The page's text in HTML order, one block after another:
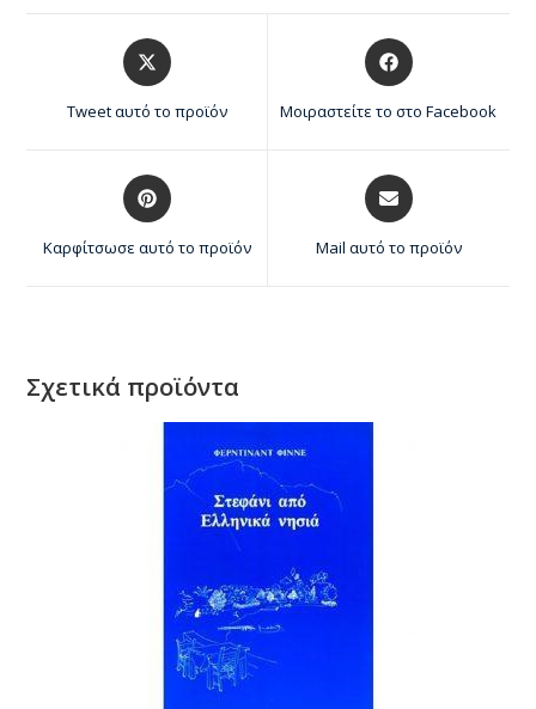
Tweet αυτό το προϊόν Μοιραστείτε το στο Facebook
Καρφίτσωσε αυτό το προϊόν Mail αυτό το προϊόν
Σχετικά προϊόντα